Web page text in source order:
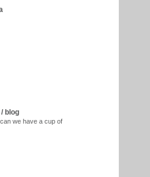
blog
we have a cup of